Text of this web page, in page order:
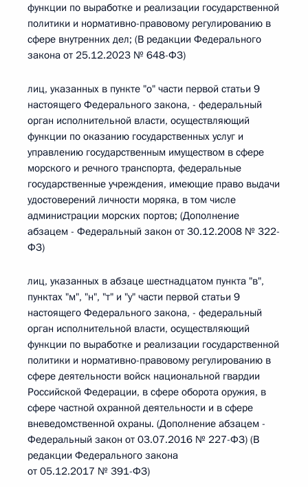
функции по выработке и реализации государственной
политики и нормативно-правовому регулированию в
сфере внутренних дел; (В редакции Федерального
закона от 25.12.2023 № 648-ФЗ)
лиц, указанных в пункте "о" части первой статьи 9
настоящего Федерального закона, - федеральный
орган исполнительной власти, осуществляющий
функции по оказанию государственных услуг и
управлению государственным имуществом в сфере
морского и речного транспорта, федеральные
государственные учреждения, имеющие право выдачи
удостоверений личности моряка, в том числе
администрации морских портов; (Дополнение
абзацем - Федеральный закон от 30.12.2008 № 322-
ФЗ)
лиц, указанных в абзаце шестнадцатом пункта "в",
пунктах "м", "н", "т" и "у" части первой статьи 9
настоящего Федерального закона, - федеральный
орган исполнительной власти, осуществляющий
функции по выработке и реализации государственной
политики и нормативно-правовому регулированию в
сфере деятельности войск национальной гвардии
Российской Федерации, в сфере оборота оружия, в
сфере частной охранной деятельности и в сфере
вневедомственной охраны. (Дополнение абзацем -
Федеральный закон от 03.07.2016 № 227-ФЗ) (В
редакции Федерального закона
от 05.12.2017 № 391-ФЗ)